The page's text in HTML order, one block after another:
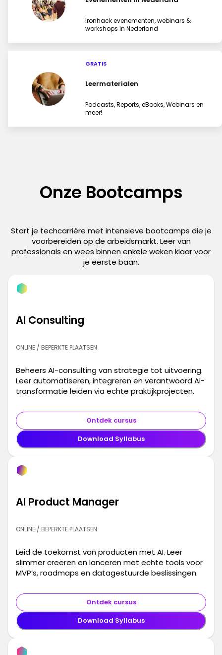
Ironhack evenementen, webinars &
workshops in Nederland
GRATIS
Leermaterialen
Podcasts, Reports, eBooks, Webinars en
meer!
Onze Bootcamps
Start je techcarrière met intensieve bootcamps die je
voorbereiden op de arbeidsmarkt. Leer van
professionals en wees binnen enkele weken klaar voor
je eerste baan.
AI Consulting
ONLINE / BEPERKTE PLAATSEN
Beheers AI-consulting van strategie tot uitvoering.
Leer automatiseren, integreren en verantwoord AI-
transformatie leiden via echte praktijkprojecten.
Ontdek cursus
Download Syllabus
AI Product Manager
ONLINE / BEPERKTE PLAATSEN
Leid de toekomst van producten met AI. Leer
slimmer creëren en lanceren met echte tools voor
MVP’s, roadmaps en datagestuurde beslissingen.
Ontdek cursus
Download Syllabus